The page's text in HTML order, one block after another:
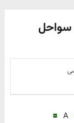
سواحل
A